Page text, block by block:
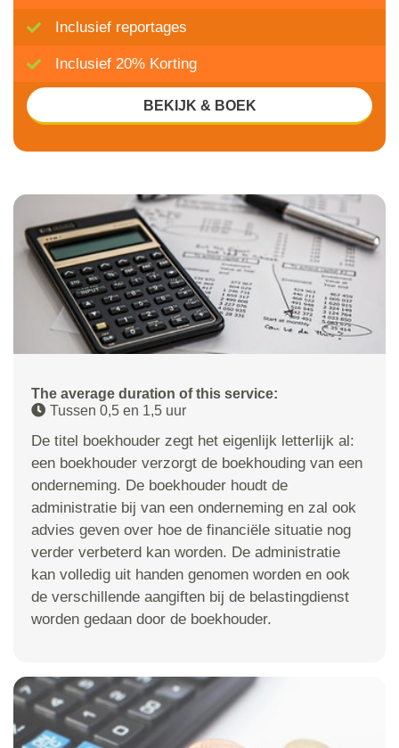
The average duration of this service:
Tussen 0,5 en 1,5 uur
De titel boekhouder zegt het eigenlijk letterlijk al:
een boekhouder verzorgt de boekhouding van een
onderneming. De boekhouder houdt de
administratie bij van een onderneming en zal ook
advies geven over hoe de financiële situatie nog
verder verbeterd kan worden. De administratie
kan volledig uit handen genomen worden en ook
de verschillende aangiften bij de belastingdienst
worden gedaan door de boekhouder.
Inclusief reportages
Inclusief 20% Korting
BEKIJK & BOEK